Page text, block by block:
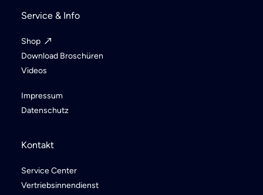
Service & Info
Shop
Download Broschüren
Videos
Impressum
Datenschutz
Kontakt
Service Center
Vertriebsinnendienst